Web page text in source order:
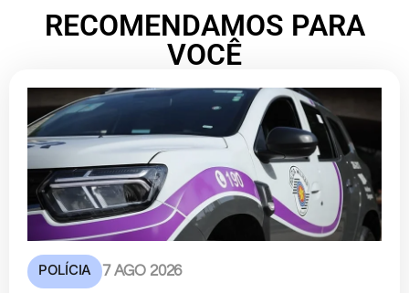
RECOMENDAMOS PARA
VOCÊ
POLÍCIA 7 AGO 2026